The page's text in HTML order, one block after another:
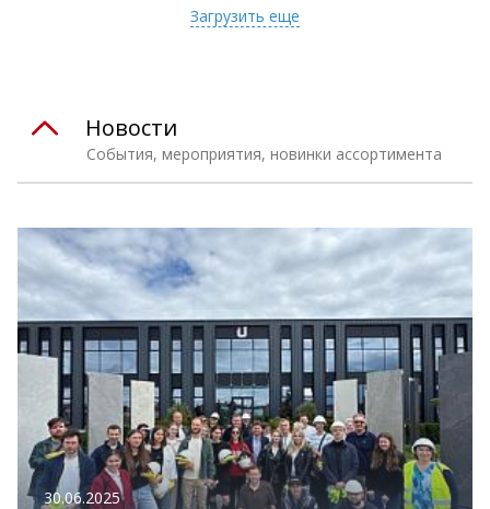
Загрузить еще
События, мероприятия, новинки ассортимента
Новости
30.06.2025